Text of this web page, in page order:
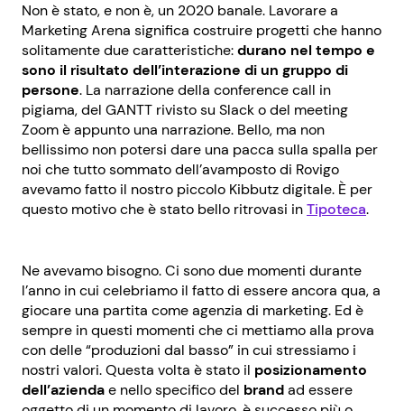
Non è stato, e non è, un 2020 banale. Lavorare a
Marketing Arena significa costruire progetti che hanno
solitamente due caratteristiche:durano nel tempo e
sono il risultato dell’interazione di un gruppo di
persone. La narrazione della conference call in
pigiama, del GANTT rivisto su Slack o del meeting
Zoom è appunto una narrazione. Bello, ma non
bellissimo non potersi dare una pacca sulla spalla per
noi che tutto sommato dell’avamposto di Rovigo
avevamo fatto il nostro piccolo Kibbutz digitale. È per
questo motivo che è stato bello ritrovasi inTipoteca.
Ne avevamo bisogno. Ci sono due momenti durante
l’anno in cui celebriamo il fatto di essere ancora qua, a
giocare una partita come agenzia di marketing. Ed è
sempre in questi momenti che ci mettiamo alla prova
con delle “produzioni dal basso” in cui stressiamo i
nostri valori. Questa volta è stato il posizionamento
dell’aziendae nello specifico del brandad essere